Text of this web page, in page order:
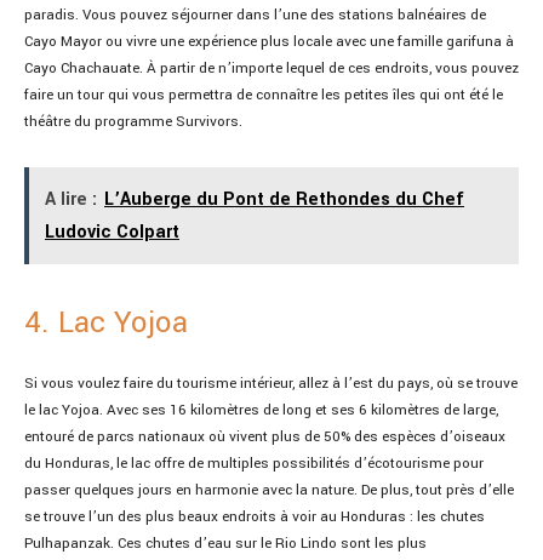
paradis. Vous pouvez séjourner dans l’une des stations balnéaires de
Cayo Mayor ou vivre une expérience plus locale avec une famille garifuna à
Cayo Chachauate. À partir de n’importe lequel de ces endroits, vous pouvez
faire un tour qui vous permettra de connaître les petites îles qui ont été le
théâtre du programme Survivors.
A lire : L’Auberge du Pont de Rethondes du Chef
Ludovic Colpart
4. Lac Yojoa
Si vous voulez faire du tourisme intérieur, allez à l’est du pays, où se trouve
le lac Yojoa. Avec ses 16 kilomètres de long et ses 6 kilomètres de large,
entouré de parcs nationaux où vivent plus de 50% des espèces d’oiseaux
du Honduras, le lac offre de multiples possibilités d’écotourisme pour
passer quelques jours en harmonie avec la nature. De plus, tout près d’elle
se trouve l’un des plus beaux endroits à voir au Honduras : les chutes
Pulhapanzak. Ces chutes d’eau sur le Rio Lindo sont les plus